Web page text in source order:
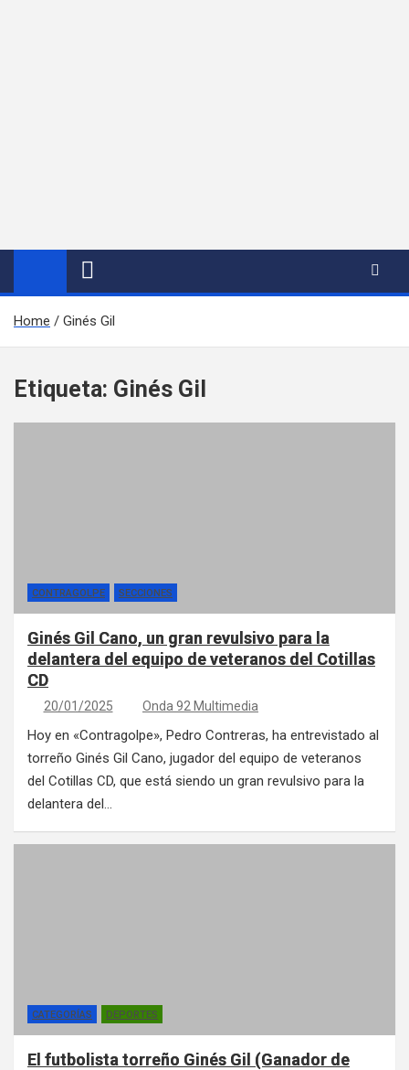
Home Ginés Gil
Etiqueta: Ginés Gil
CONTRAGOLPE SECCIONES
Ginés Gil Cano, un gran revulsivo para la
delantera del equipo de veteranos del Cotillas
CD
20/01/2025 Onda 92 Multimedia
Hoy en «Contragolpe», Pedro Contreras, ha entrevistado al
torreño Ginés Gil Cano, jugador del equipo de veteranos
del Cotillas CD, que está siendo un gran revulsivo para la
delantera del…
CATEGORÍAS DEPORTES
El futbolista torreño Ginés Gil (Ganador de